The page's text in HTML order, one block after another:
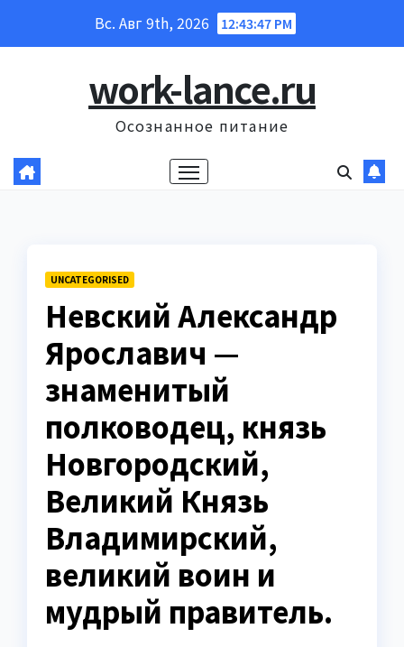
Вс. Авг 9th, 2026 12:43:48 PM
work-lance.ru
Осознанное питание
UNCATEGORISED
Невский Александр
Ярославич —
знаменитый
полководец, князь
Новгородский,
Великий Князь
Владимирский,
великий воин и
мудрый правитель.